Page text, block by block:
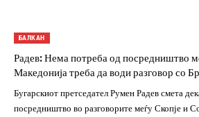
БАЛКАН
Радев: Нема потреба од посредништво
Македонија треба да води разговор со
Бугарскиот претседател Румен Радев смета
посредништво во разговорите меѓу Скопје и